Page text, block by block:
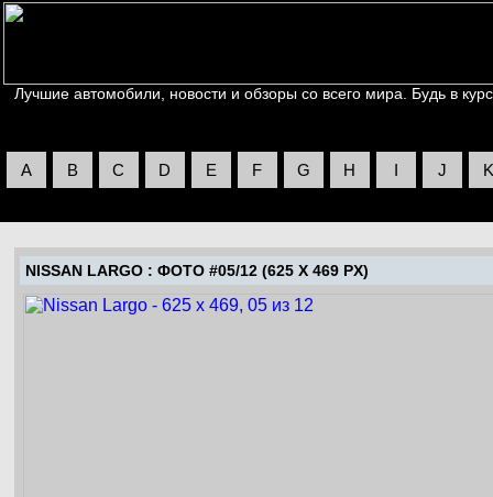
Лучшие автомобили, новости и обзоры со всего мира. Будь в
A B C D E F G H I J K
NISSAN LARGO : ФОТО #05/12 (625 X 469 PX)